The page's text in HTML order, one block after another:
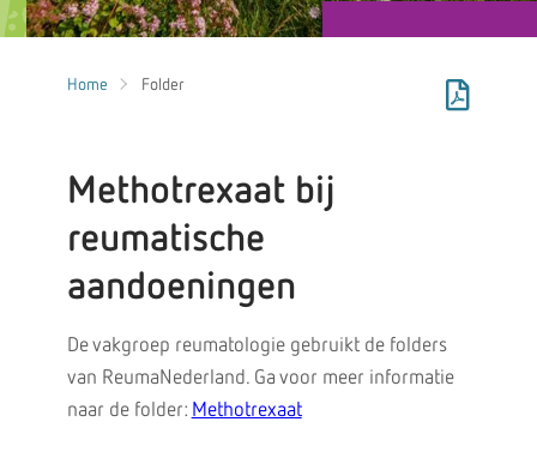
Home Folder
Methotrexaat bij
reumatische
aandoeningen
De vakgroep reumatologie gebruikt de folders
van ReumaNederland. Ga voor meer informatie
naar de folder: Methotrexaat